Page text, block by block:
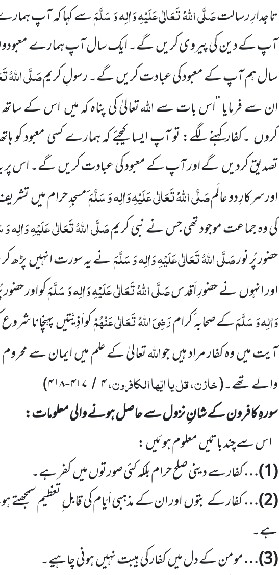
تاجدارِرسالتصَلَّی اللّٰہُ تَعَالٰی عَلَیْہِ وَاٰلِہ وَ سَلَّمَسےکہا کہ آپ
آپ کے دین کی پیرویکریںگے۔ ایک سالآپہمارے
سالہم آپکے معبود کی عبادت کریںگے۔ رسولِ کریمصَلَّی اللّٰہُ
ان سے فرمایا ’’اس بات سےاللّٰہتعالیٰکی پناہ کہ میںاس کے
کروں ۔کفارکہنےلگے: تو آپ ایسا کیجئے کہ ہمارے کسی معبود کو
تصدیق کردیںگے اور آپ کے معبود کیعبادت کریںگے۔ اس پر
اورسرکارِ دو عالَمصَلَّی اللّٰہُ تَعَالٰی عَلَیْہِ وَاٰلِہ وَ سَلَّمَمسجد ِحرام میں
کی وہ جماعت موجود تھی جس نے نبی کریمصَلَّی اللّٰہُ تَعَالٰی عَلَیْہِ وَاٰلِہ
حضور پُرنورصَلَّی اللّٰہُ تَعَالٰی عَلَیْہِ وَاٰلِہ وَ سَلَّمَنے یہ سورت انہیںپڑھ
اور انہوںنے حضورِ اَقدسصَلَّی اللّٰہُتَعَالٰی عَلَیْہِ وَاٰلِہ وَ سَلَّمَکو اور حضور
وَاٰلِہ وَ سَلَّمَکے صحابہ ٔکرامرَضِیَ اللّٰہُ تَعَالٰی عَنْہُمْکو اَذِیَّتیںپہنچانا شروع
آیت میںوہ کفار مراد ہیںجواللّٰہتعالیٰ کے علم میںایمان سے
والے تھے۔(خازن، قل یا ایّہا الکافرون،۴ / ۴۱۷-۴۱۸)
سورہِ کافرون کے شانِ نزول سے حاصل ہونے والی معلومات:
اس سے چند باتیںمعلوم ہوئیں :
(
1
)…کفار سے دینی صلح حرام بلکہ کئی صورتوں میںکفر ہے۔
(
2
)…کفار کے بتوںاور ان کے مذہبی اَیّام کی قابل ِتعظیم سمجھتے
ہے۔
(
3
)…مومن کے دل میںکفار کی ہیبت نہیںہونی چاہیے۔